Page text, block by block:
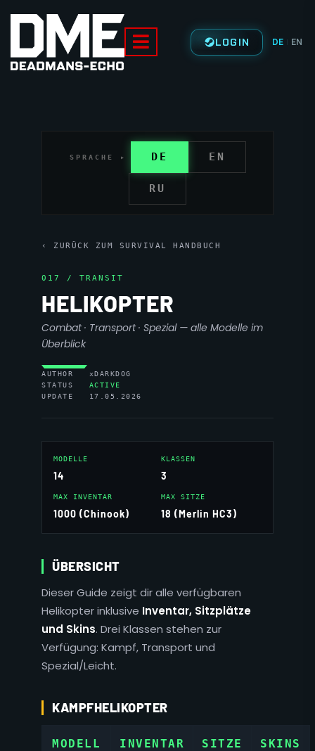
LOGIN DE | EN
SPRACHE ▸ DE EN
RU
‹ ZURÜCK ZUM SURVIVAL HANDBUCH
017 / TRANSIT
HELIKOPTER
Combat · Transport · Spezial — alle Modelle im
Überblick
AUTHOR xDARKDOG
STATUS ACTIVE
UPDATE 17.05.2026
MODELLE
14
KLASSEN
3
MAX INVENTAR
1000 (Chinook)
MAX SITZE
18 (Merlin HC3)
ÜBERSICHT
Dieser Guide zeigt dir alle verfügbaren
Helikopter inklusive Inventar, Sitzplätze
und Skins. Drei Klassen stehen zur
Verfügung: Kampf, Transport und
Spezial/Leicht.
KAMPFHELIKOPTER
MODELL INVENTAR SITZE SKINS